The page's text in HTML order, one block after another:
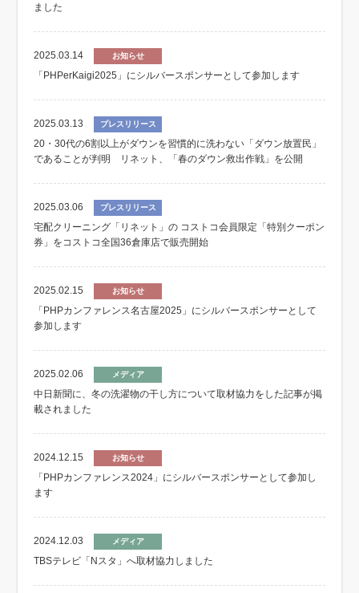
ました
2025.03.14 お知らせ
「PHPerKaigi2025」にシルバースポンサーとして参加します
2025.03.13 プレスリリース
20・30代の6割以上がダウンを習慣的に洗わない「ダウン放置民」
であることが判明 リネット、「春のダウン救出作戦」を公開
2025.03.06 プレスリリース
宅配クリーニング「リネット」の コストコ会員限定「特別クーポン
券」をコストコ全国36倉庫店で販売開始
2025.02.15 お知らせ
「PHPカンファレンス名古屋2025」にシルバースポンサーとして
参加します
2025.02.06 メディア
中日新聞に、冬の洗濯物の干し方について取材協力をした記事が掲
載されました
2024.12.15 お知らせ
「PHPカンファレンス2024」にシルバースポンサーとして参加し
ます
2024.12.03 メディア
TBSテレビ「Nスタ」へ取材協力しました